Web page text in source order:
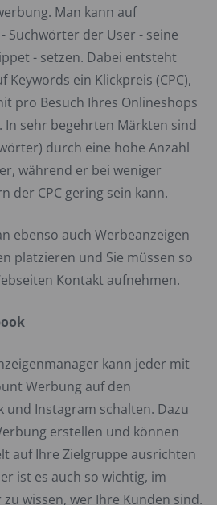
Man kann auf
Suchwörter der User - seine
- setzen. Dabei entsteht
Keywords ein Klickpreis (CPC),
pro Besuch Ihres Onlineshops
In sehr begehrten Märkten sind
durch eine hohe Anzahl
während er bei weniger
der CPC gering sein kann.
ebenso auch Werbeanzeigen
platzieren und Sie müssen so
Kontakt aufnehmen.
kann jeder mit
Werbung auf den
und Instagram schalten. Dazu
erstellen und können
auf Ihre Zielgruppe ausrichten
ist es auch so wichtig, im
wissen, wer Ihre Kunden sind.